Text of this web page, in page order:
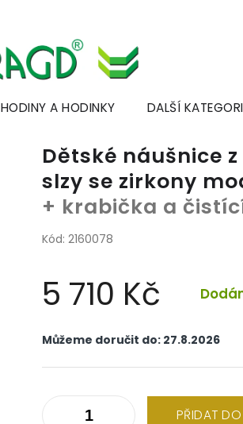
HODINY A HODINKY DALŠÍ
Dětské náušnice
slzy se zirkony
+ krabička a
Kód: 2160078
5 710 Kč
cena:
Můžeme doručit do: 27.8.2026
PŘIDAT